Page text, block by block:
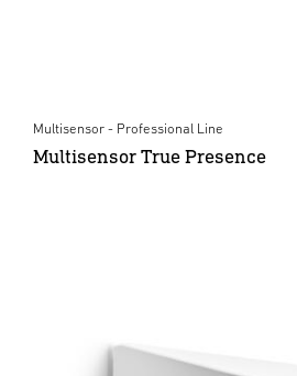
Multisensor - Professional Line
Multisensor True Presence